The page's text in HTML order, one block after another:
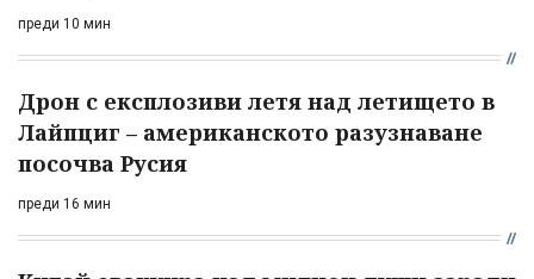
преди 10 мин
Дрон с експлозиви летя над летището в
Лайпциг – американското разузнаване
посочва Русия
преди 16 мин